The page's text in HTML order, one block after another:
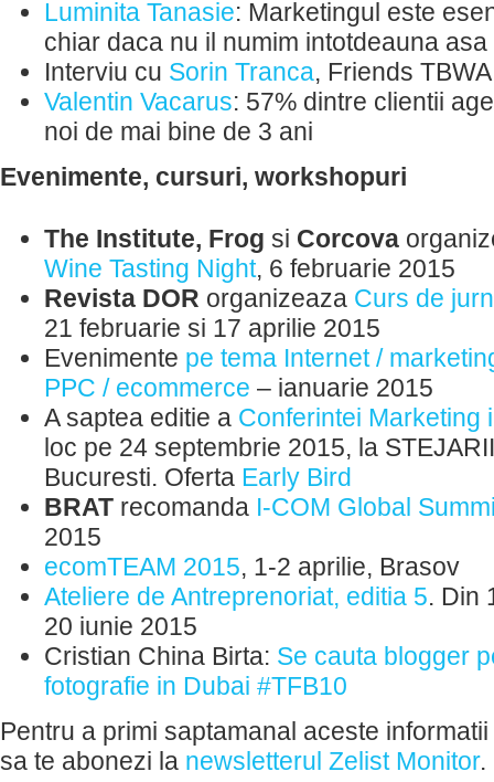
Luminita Tanasie: Marketingul este
chiar daca nu il numim intotdeauna asa
Interviu cu Sorin Tranca, Friends TBWA
Valentin Vacarus: 57% dintre clientii
noi de mai bine de 3 ani
Evenimente, cursuri, workshopuri
The Institute, Frog si Corcova
Wine Tasting Night, 6 februarie 2015
Revista DOR organizeaza Curs de
21 februarie si 17 aprilie 2015
Evenimente pe tema Internet /
PPC / ecommerce – ianuarie 2015
A saptea editie a Conferintei Marketing
loc pe 24 septembrie 2015, la
Bucuresti. Oferta Early Bird
BRAT recomanda I-COM Global
2015
ecomTEAM 2015, 1-2 aprilie, Brasov
Ateliere de Antreprenoriat, editia 5. Din
20 iunie 2015
Cristian China Birta: Se cauta blogger
fotografie in Dubai #TFB10
Pentru a primi saptamanal aceste
sa te abonezi la newsletterul Zelist Monitor.